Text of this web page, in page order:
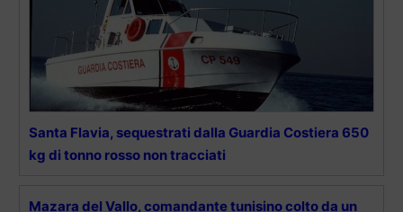
Santa Flavia, sequestrati dalla Guardia Costiera 650
kg di tonno rosso non tracciati
Mazara del Vallo, comandante tunisino colto da un